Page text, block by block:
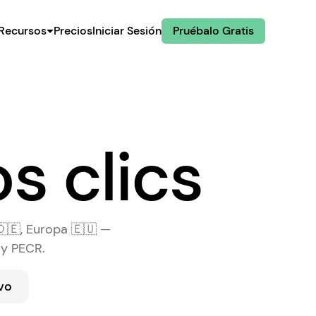
PreciosIniciar Sesión Pruébalo Gratis
clics
🇩🇪, Europa 🇪🇺 —
PECR.